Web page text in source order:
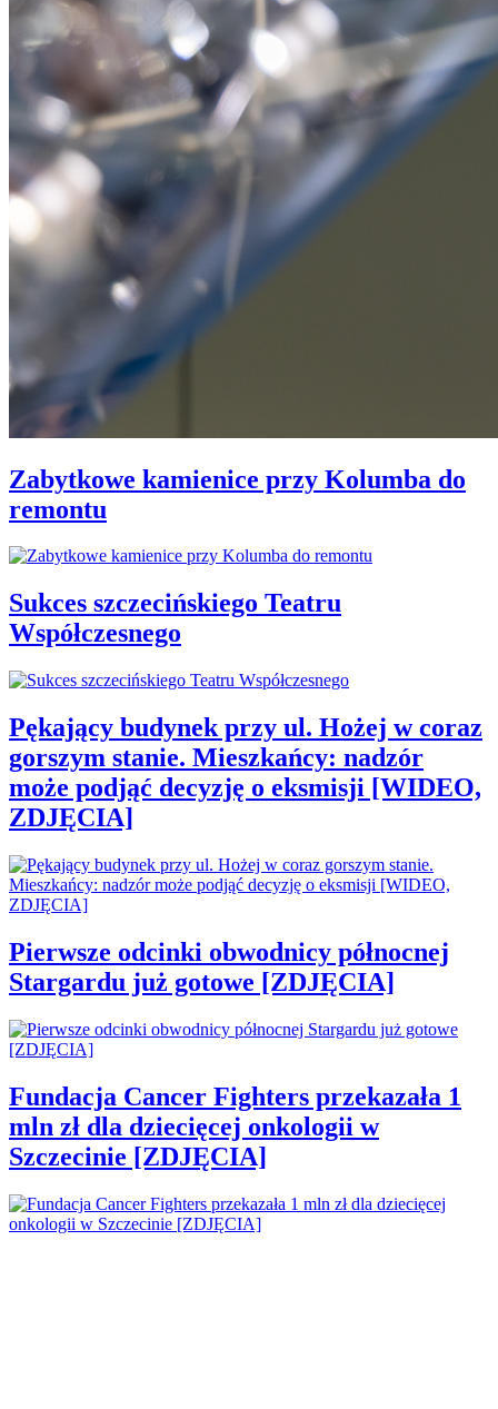
Zabytkowe kamienice przy Kolumba do
remontu
Sukces szczecińskiego Teatru
Współczesnego
Pękający budynek przy ul. Hożej w coraz
gorszym stanie. Mieszkańcy: nadzór
może podjąć decyzję o eksmisji [WIDEO,
ZDJĘCIA]
Pierwsze odcinki obwodnicy północnej
Stargardu już gotowe [ZDJĘCIA]
Fundacja Cancer Fighters przekazała 1
mln zł dla dziecięcej onkologii w
Szczecinie [ZDJĘCIA]